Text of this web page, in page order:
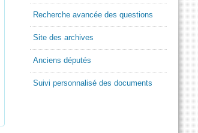
Recherche avancée des questions
Site des archives
Anciens députés
Suivi personnalisé des documents